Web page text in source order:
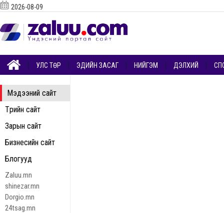
Мэдээний сайт
Төрийн сайт
Зарын сайт
Бизнесийн сайт
Блогууд
Zaluu.mn
shinezar.mn
Dorgio.mn
24tsag.mn
2026-08-09
УЛС ТӨР ЭДИЙН ЗАСАГ НИЙГЭМ ДЭЛХИЙ